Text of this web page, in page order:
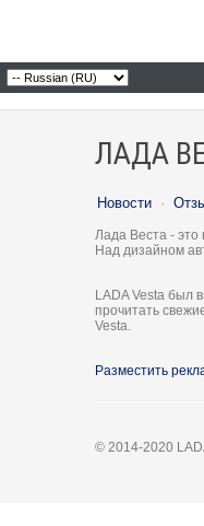
ЛАДА
Новости ·
Лада Веста -
Над дизайном
LADA Vesta был
прочитать
Vesta.
Разместить
© 2014-2020